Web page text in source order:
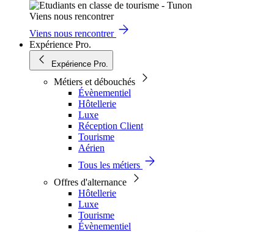
Viens nous rencontrer
Viens nous rencontrer
Expérience Pro.
Expérience Pro.
Métiers et débouchés
Évènementiel
Hôtellerie
Luxe
Réception Client
Tourisme
Aérien
Tous les métiers
Offres d'alternance
Hôtellerie
Luxe
Tourisme
Évènementiel